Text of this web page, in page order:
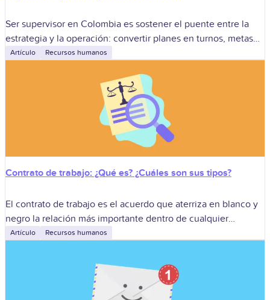
Ser supervisor en Colombia es sostener el puente entre la
estrategia y la operación: convertir planes en turnos, metas
en rutinas y estándares en resultados medibles, sin perder de
Artículo Recursos humanos
Contrato de trabajo: ¿Qué es? ¿Cuáles son sus tipos?
El contrato de trabajo es el acuerdo que aterriza en blanco y
negro la relación más importante dentro de cualquier
organización: aquella en la que una persona aporta su
Artículo Recursos humanos